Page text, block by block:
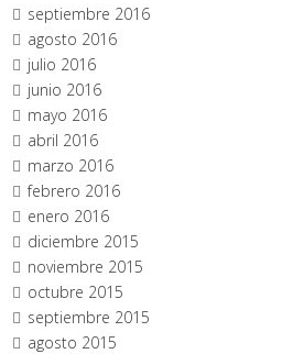
septiembre 2016
agosto 2016
julio 2016
junio 2016
mayo 2016
abril 2016
marzo 2016
febrero 2016
enero 2016
diciembre 2015
noviembre 2015
octubre 2015
septiembre 2015
agosto 2015